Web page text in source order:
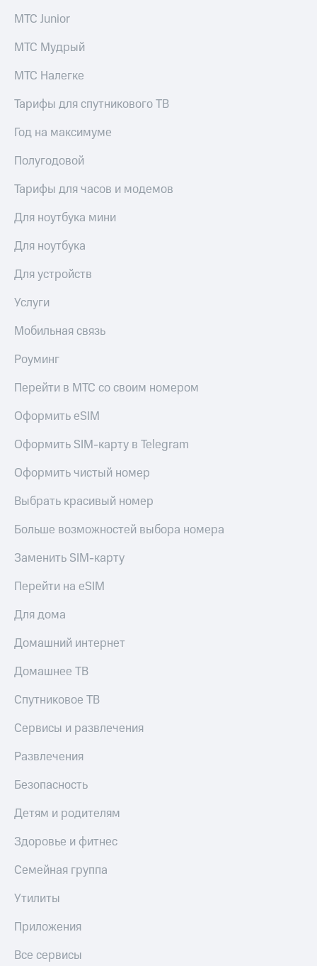
МТС Junior
МТС Мудрый
МТС Налегке
Тарифы для спутникового ТВ
Год на максимуме
Полугодовой
Тарифы для часов и модемов
Для ноутбука мини
Для ноутбука
Для устройств
Услуги
Мобильная связь
Роуминг
Перейти в МТС со своим номером
Оформить eSIM
Оформить SIM-карту в Telegram
Оформить чистый номер
Выбрать красивый номер
Больше возможностей выбора номера
Заменить SIM-карту
Перейти на eSIM
Для дома
Домашний интернет
Домашнее ТВ
Спутниковое ТВ
Сервисы и развлечения
Развлечения
Безопасность
Детям и родителям
Здоровье и фитнес
Семейная группа
Утилиты
Приложения
Все сервисы